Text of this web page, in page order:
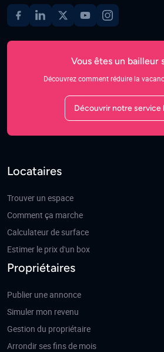
Vous êtes un bailleur
Découvrez comment réduire la
Découvrir notre service
Locataires
Trouver un espace
Comment ça marche
Calculateur de surface
Estimer le prix d'un box
Propriétaires
Publier une annonce
Simuler mon revenu
Gestion du propriétaire
Arrondir ses fins de mois